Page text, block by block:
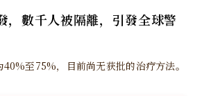
，數千人被隔離，引發全球警
至75%，目前尚无获批的治疗方法。